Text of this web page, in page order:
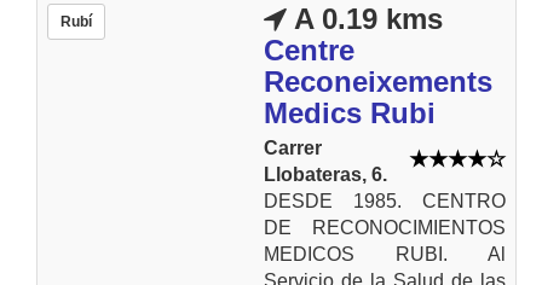
Rubí
A 0.19 kms
Centre
Reconeixements
Medics Rubi
Carrer
Llobateras, 6.
DESDE 1985. CENTRO
DE RECONOCIMIENTOS
MEDICOS RUBI. Al
Servicio de la Salud de las